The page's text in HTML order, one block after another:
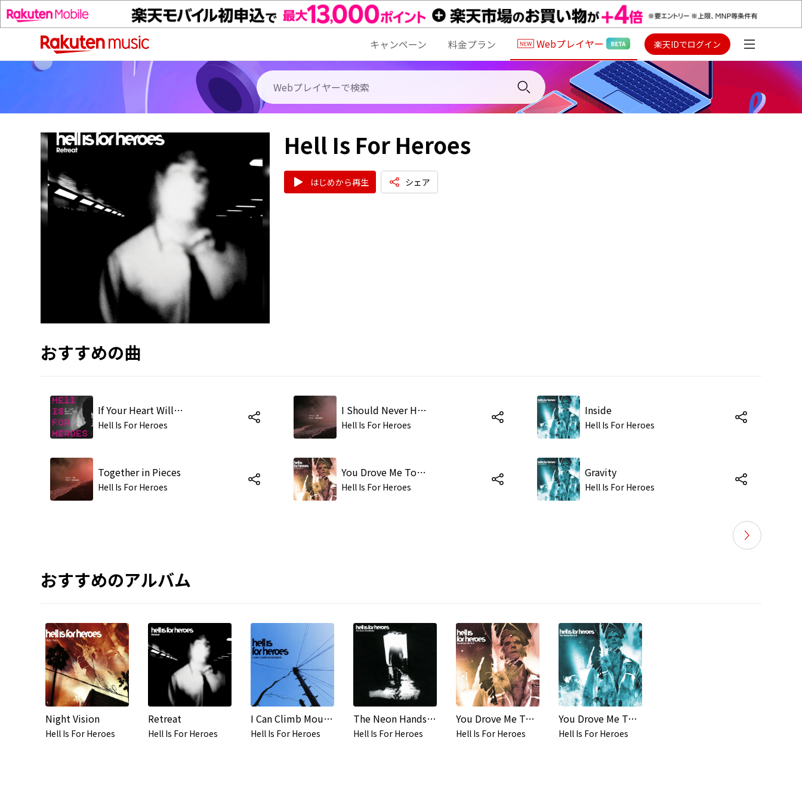
キャンペーン 料金プラン Webプレイヤー 楽天IDでログイン
Hell Is For Heroes
はじめから再生 シェア
おすすめの曲
If Your Heart Will Answer
Hell Is For Heroes
Together in Pieces
Hell Is For Heroes
I Should Never Have Been Here in the First Place
Hell Is For Heroes
You Drove Me To It (SBN Session Version)
Hell Is For Heroes
Inside
Hell Is For Heroes
Gravity
Hell Is For Heroes
おすすめのアルバム
Night Vision
Hell Is For Heroes
Retreat
Hell Is For Heroes
I Can Climb Mountains
Hell Is For Heroes
The Neon Handshake
Hell Is For Heroes
You Drove Me To It
Hell Is For Heroes
You Drove Me To It
Hell Is For Heroes